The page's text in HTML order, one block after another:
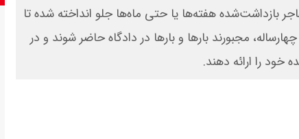
بازداشت‌شده هفته‌ها یا حتی ماه‌ها جلو انداخته شده تا
مجبورند بارها و بارها در دادگاه حاضر شوند و در
را ارائه دهند.